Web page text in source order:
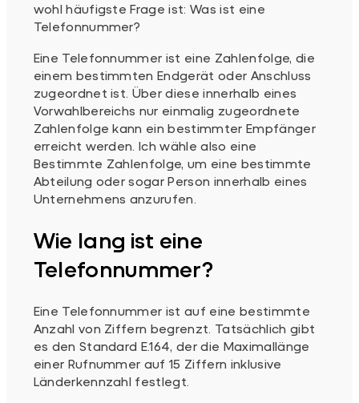
wohl häufigste Frage ist: Was ist eine
Telefonnummer?
Eine Telefonnummer ist eine Zahlenfolge, die
einem bestimmten Endgerät oder Anschluss
zugeordnet ist. Über diese innerhalb eines
Vorwahlbereichs nur einmalig zugeordnete
Zahlenfolge kann ein bestimmter Empfänger
erreicht werden. Ich wähle also eine
Bestimmte Zahlenfolge, um eine bestimmte
Abteilung oder sogar Person innerhalb eines
Unternehmens anzurufen.
Wie lang ist eine
Telefonnummer?
Eine Telefonnummer ist auf eine bestimmte
Anzahl von Ziffern begrenzt. Tatsächlich gibt
es den Standard E.164, der die Maximallänge
einer Rufnummer auf 15 Ziffern inklusive
Länderkennzahl festlegt.